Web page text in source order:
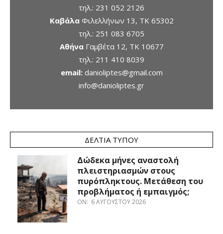
τηλ.: 231 052 2126
ΚαβάλαΦιλελλήνων 13, ΤΚ 65302
τηλ.: 251 083 6705
ΑθήναΓαμβέτα 12, ΤΚ 10677
τηλ.: 211 410 8039
email: danioliptes@gmail.com
info@danioliptes.gr
ΔΕΛΤΊΑ ΤΎΠΟΥ
Δώδεκα μήνες αναστολή
πλειστηριασμών στους
πυρόπληκτους. Μετάθεση του
προβλήματος ή εμπαιγμός;
ON: 6 ΑΥΓΟΎΣΤΟΥ 2026